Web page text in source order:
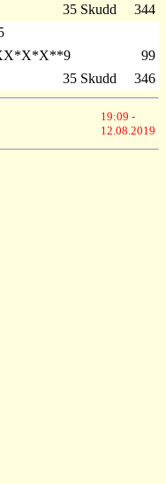
35 Skudd
344
99
35 Skudd 346
19:09 -
12.08.2019